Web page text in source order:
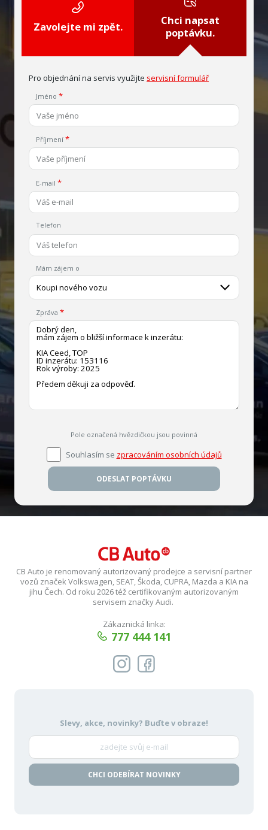
Zavolejte mi zpět.
Chci napsat
poptávku.
Pro objednání na servis využijte servisní formulář
Jméno
Příjmení
E-mail
Telefon
Mám zájem o
Koupi nového vozu
Zpráva
Pole označená hvězdičkou jsou povinná
Souhlasím se zpracováním osobních údajů
ODESLAT POPTÁVKU
CB Auto je renomovaný autorizovaný prodejce a servisní partner
vozů značek Volkswagen, SEAT, Škoda, CUPRA, Mazda a KIA na
jihu Čech. Od roku 2026 též certifikovaným autorizovaným
servisem značky Audi.
Zákaznická linka:
777 444 141
Slevy, akce, novinky? Buďte v obraze!
CHCI ODEBÍRAT NOVINKY